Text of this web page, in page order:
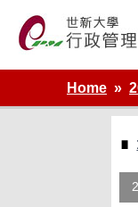
content
世新大學行政管理
Home